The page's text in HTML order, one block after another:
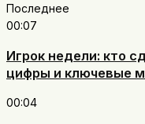
Последнее
00:07
Игрок недели: кто
цифры и ключевые
00:04